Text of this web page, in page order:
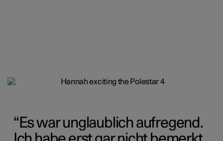
Es war unglaublich aufregend.